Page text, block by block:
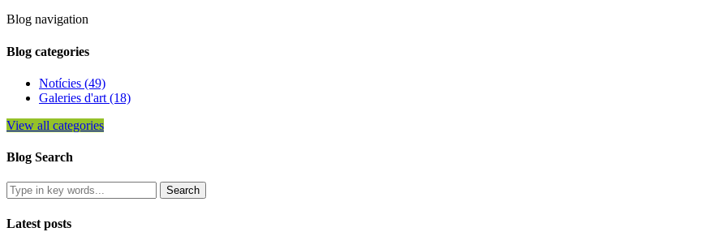
Blog navigation
Blog categories
Notícies (49)
Galeries d'art (18)
View all categories
Blog Search
Latest posts